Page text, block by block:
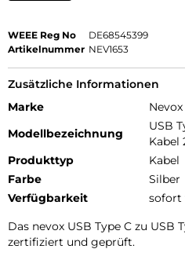
WEEE Reg No
DE68545399
Artikelnummer NEV1653
Zusätzliche Informationen
Marke
Nevox
Modellbezeichnung
USB
Kabel
Produkttyp
Kabel
Farbe
Silber
Verfügbarkeit
sofort
Das nevox USB Type C zu USB
zertifiziert und geprüft.